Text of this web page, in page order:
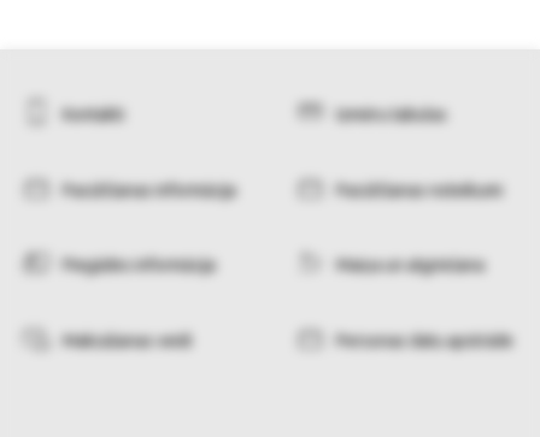
Kontakti Izmēru tabulas
Pasūtīšanas informācija Pasūtīšanas noteikumi
Piegādes informācija Maiņa un atgriešana
Maksāšanas veidi Personas datu apstrāde